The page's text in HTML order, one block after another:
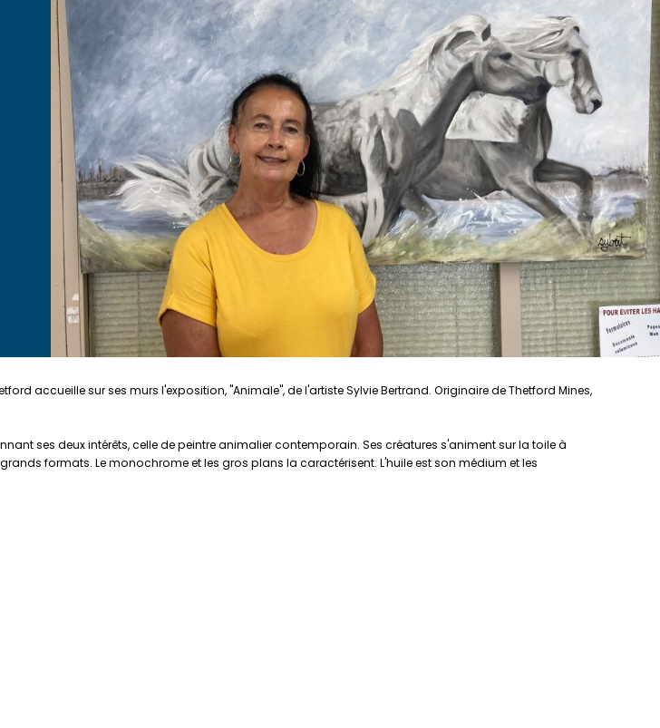
accueille sur ses murs l'exposition, ''Animale'', de l'artiste Sylvie Bertrand. Originaire de Thetford Mines,
ses deux intérêts, celle de peintre animalier contemporain. Ses créatures s'animent sur la toile à
formats. Le monochrome et les gros plans la caractérisent. L'huile est son médium et les